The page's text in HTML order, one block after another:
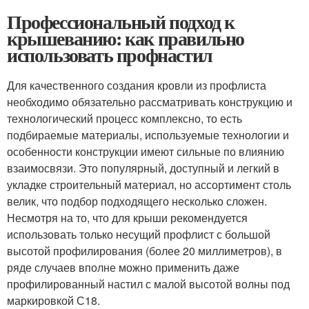
Профессиональный подход к
крышеванию: как правильно
использовать профнастил
Для качественного создания кровли из профлиста
необходимо обязательно рассматривать конструкцию и
технологический процесс комплексно, то есть
подбираемые материалы, используемые технологии и
особенности конструкции имеют сильные по влиянию
взаимосвязи. Это популярный, доступный и легкий в
укладке строительный материал, но ассортимент столь
велик, что подбор подходящего несколько сложен.
Несмотря на то, что для крыши рекомендуется
использовать только несущий профлист с большой
высотой профилирования (более 20 миллиметров), в
ряде случаев вполне можно применить даже
профилированный настил с малой высотой волны под
маркировкой С18.